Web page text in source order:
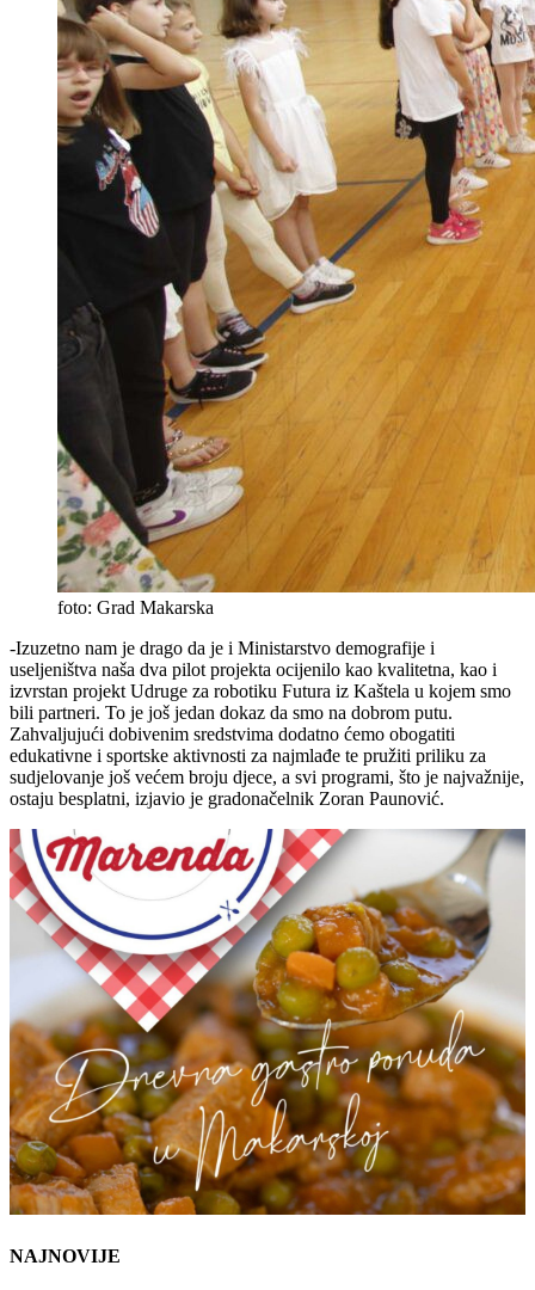
foto: Grad Makarska
-Izuzetno nam je drago da je i Ministarstvo demografije i
useljeništva naša dva pilot projekta ocijenilo kao kvalitetna, kao i
izvrstan projekt Udruge za robotiku Futura iz Kaštela u kojem smo
bili partneri. To je još jedan dokaz da smo na dobrom putu.
Zahvaljujući dobivenim sredstvima dodatno ćemo obogatiti
edukativne i sportske aktivnosti za najmlađe te pružiti priliku za
sudjelovanje još većem broju djece, a svi programi, što je najvažnije,
ostaju besplatni, izjavio je gradonačelnik Zoran Paunović.
NAJNOVIJE